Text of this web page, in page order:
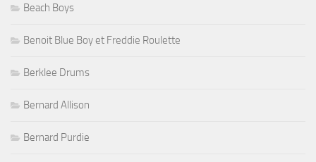
Beach Boys
Benoit Blue Boy et Freddie Roulette
Berklee Drums
Bernard Allison
Bernard Purdie